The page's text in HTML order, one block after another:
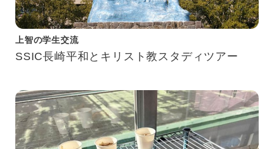
上智の学生交流
SSIC長崎平和とキリスト教スタディツアー